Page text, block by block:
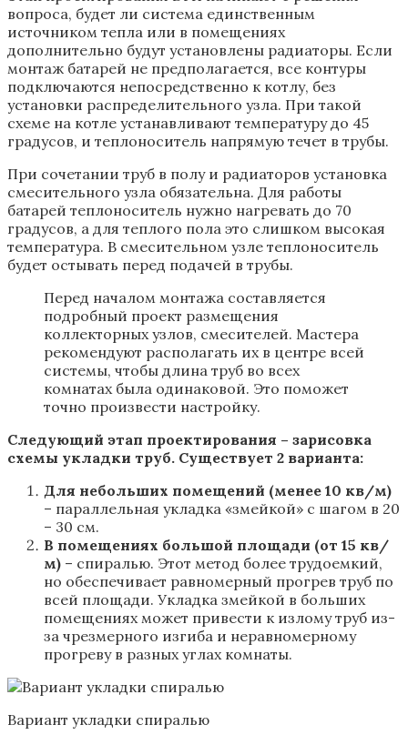
вопроса, будет ли система единственным
источником тепла или в помещениях
дополнительно будут установлены радиаторы. Если
монтаж батарей не предполагается, все контуры
подключаются непосредственно к котлу, без
установки распределительного узла. При такой
схеме на котле устанавливают температуру до 45
градусов, и теплоноситель напрямую течет в трубы.
При сочетании труб в полу и радиаторов установка
смесительного узла обязательна. Для работы
батарей теплоноситель нужно нагревать до 70
градусов, а для теплого пола это слишком высокая
температура. В смесительном узле теплоноситель
будет остывать перед подачей в трубы.
Перед началом монтажа составляется
подробный проект размещения
коллекторных узлов, смесителей. Мастера
рекомендуют располагать их в центре всей
системы, чтобы длина труб во всех
комнатах была одинаковой. Это поможет
точно произвести настройку.
Следующий этап проектирования – зарисовка
схемы укладки труб. Существует 2 варианта:
Для небольших помещений (менее 10 кв/м)
– параллельная укладка «змейкой» с шагом в 20
– 30 см.
В помещениях большой площади (от 15 кв/
м) – спиралью. Этот метод более трудоемкий,
но обеспечивает равномерный прогрев труб по
всей площади. Укладка змейкой в больших
помещениях может привести к излому труб из-
за чрезмерного изгиба и неравномерному
прогреву в разных углах комнаты.
Вариант укладки спиралью